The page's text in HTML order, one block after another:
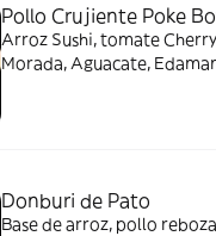
Pollo Crujiente Poke
Arroz Sushi, tomate
Morada, Aguacate,
Donburi de Pato
Base de arroz, pollo